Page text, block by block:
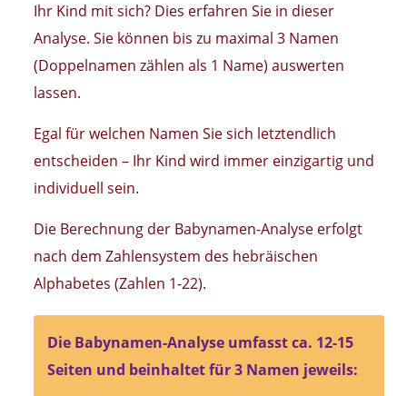
Ihr Kind mit sich? Dies erfahren Sie in dieser
Analyse. Sie können bis zu maximal 3 Namen
(Doppelnamen zählen als 1 Name) auswerten
lassen.
Egal für welchen Namen Sie sich letztendlich
entscheiden – Ihr Kind wird immer einzigartig und
individuell sein.
Die Berechnung der Babynamen-Analyse erfolgt
nach dem Zahlensystem des hebräischen
Alphabetes (Zahlen 1-22).
Die Babynamen-Analyse umfasst ca. 12-15
Seiten und beinhaltet für 3 Namen jeweils: